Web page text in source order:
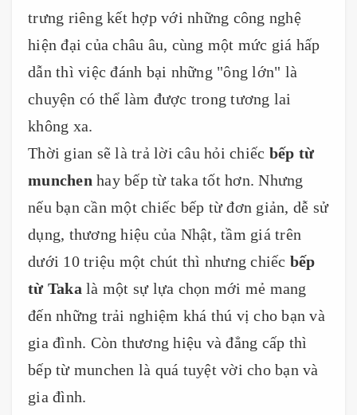
trưng riêng kết hợp với những công nghệ
hiện đại của châu âu, cùng một mức giá hấp
dẫn thì việc đánh bại những "ông lớn" là
chuyện có thể làm được trong tương lai
không xa.
Thời gian sẽ là trả lời câu hỏi chiếc bếp từ
munchen hay bếp từ taka tốt hơn. Nhưng
nếu bạn cần một chiếc bếp từ đơn giản, dễ sử
dụng, thương hiệu của Nhật, tầm giá trên
dưới 10 triệu một chút thì nhưng chiếc bếp
từ Taka là một sự lựa chọn mới mẻ mang
đến những trải nghiệm khá thú vị cho bạn và
gia đình. Còn thương hiệu và đẳng cấp thì
bếp từ munchen là quá tuyệt vời cho bạn và
gia đình.